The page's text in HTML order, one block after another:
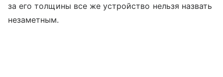
за его толщины все же устройство нельзя назвать
незаметным.